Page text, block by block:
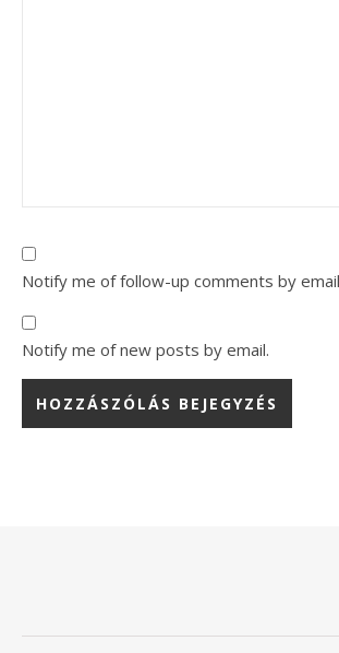
Notify me of follow-up comments by
Notify me of new posts by email.